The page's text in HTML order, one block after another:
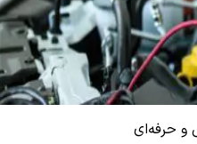
و حرفه‌ای